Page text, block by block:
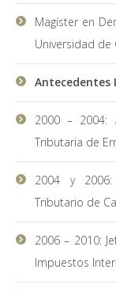
Magíster en
Universidad de
Antecedentes
2000 – 2004:
Tributaria de
2004 y
Tributario de
2006 – 2010:
Impuestos